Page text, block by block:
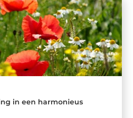
in een harmonieus